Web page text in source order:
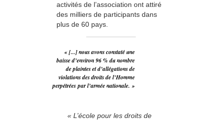
activités de l’association ont attiré
des milliers de participants dans
plus de 60 pays.
« [...] nous avons constaté une
baisse d’environ 96 % du nombre
de plaintes et d’allégations de
violations des droits de l’Homme
perpétrées par l’armée nationale. »
« L’école pour les droits de